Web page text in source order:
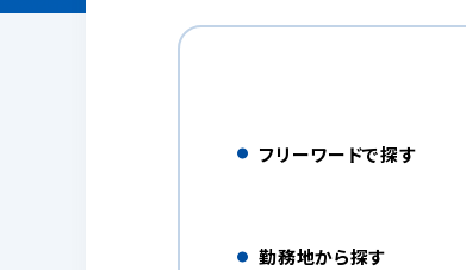
フリーワードで探す
勤務地から探す